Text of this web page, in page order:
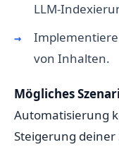
LLM-
Implementiere
von Inhalten.
Mögliches
Automatisierung
Steigerung